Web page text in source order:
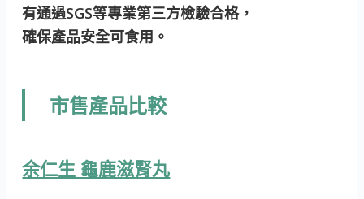
有通過SGS等專業第三方檢驗合格，
確保產品安全可食用。
市售產品比較
余仁生 龜鹿滋腎丸